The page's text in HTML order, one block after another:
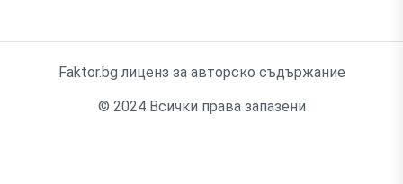
Faktor.bg лиценз за авторско съдържание
© 2024 Всички права запазени